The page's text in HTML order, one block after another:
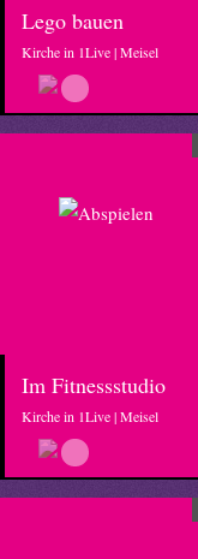
Lego bauen
Kirche in 1Live | Meisel
Im Fitnessstudio
Kirche in 1Live | Meisel